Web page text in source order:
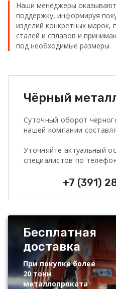
Наши менеджеры
поддержку, информируя
изделий конкретных марок,
сталей и сплавов и
под необходимые размеры.
Чёрный
Суточный оборот
нашей компании
Уточняйте актуальный
специалистов по
+7 (391)
Бесплатная
доставка
При покупке более
20 тонн
металлопроката